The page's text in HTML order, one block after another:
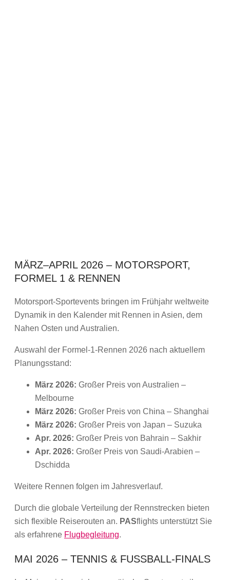
MÄRZ–APRIL 2026 – MOTORSPORT,
FORMEL 1 & RENNEN
Motorsport-Sportevents bringen im Frühjahr weltweite
Dynamik in den Kalender mit Rennen in Asien, dem
Nahen Osten und Australien.
Auswahl der Formel-1-Rennen 2026 nach aktuellem
Planungsstand:
März 2026: Großer Preis von Australien –
Melbourne
März 2026: Großer Preis von China – Shanghai
März 2026: Großer Preis von Japan – Suzuka
Apr. 2026: Großer Preis von Bahrain – Sakhir
Apr. 2026: Großer Preis von Saudi-Arabien –
Dschidda
Weitere Rennen folgen im Jahresverlauf.
Durch die globale Verteilung der Rennstrecken bieten
sich flexible Reiserouten an. PASflights unterstützt Sie
als erfahrene Flugbegleitung.
MAI 2026 – TENNIS & FUSSBALL-FINALS